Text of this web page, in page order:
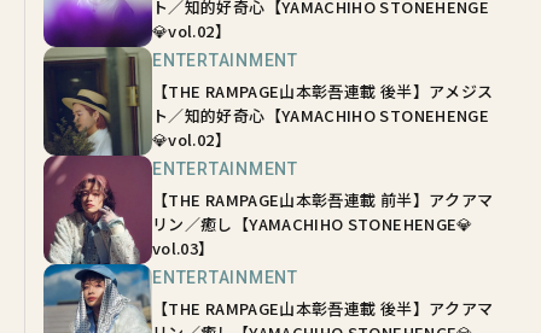
ト／知的好奇心【YAMACHIHO STONEHENGE
💎vol.02】
ENTERTAINMENT
【THE RAMPAGE山本彰吾連載 後半】アメジス
ト／知的好奇心【YAMACHIHO STONEHENGE
💎vol.02】
ENTERTAINMENT
【THE RAMPAGE山本彰吾連載 前半】アクアマ
リン／癒し【YAMACHIHO STONEHENGE💎
vol.03】
ENTERTAINMENT
【THE RAMPAGE山本彰吾連載 後半】アクアマ